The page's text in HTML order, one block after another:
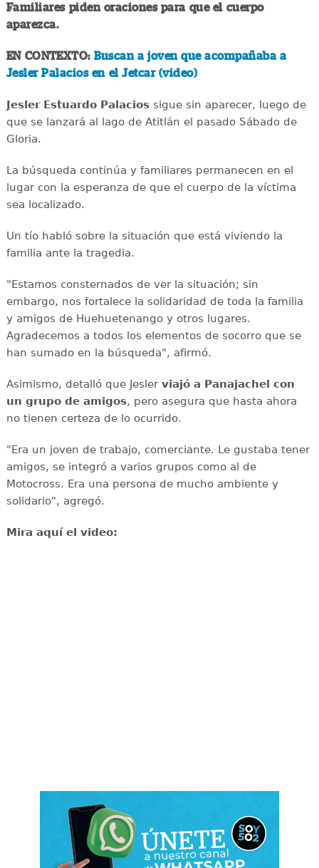
Familiares piden oraciones para que el cuerpo
aparezca.
EN CONTEXTO: Buscan a joven que acompañaba a
Jesler Palacios en el Jetcar (video)
Jesler Estuardo Palaciossigue sin aparecer, luego de
que se lanzará al lago de Atitlán el pasado Sábado de
Gloria.
La búsqueda continúa y familiares permanecen en el
lugar con la esperanza de que el cuerpo de la víctima
sea localizado.
Un tío habló sobre la situación que está viviendo la
familia ante la tragedia.
"Estamos consternados de ver la situación; sin
embargo, nos fortalece la solidaridad de toda la familia
y amigos de Huehuetenango y otros lugares.
Agradecemos a todos los elementos de socorro que se
han sumado en la búsqueda", afirmó.
Asimismo, detalló que Jesler viajó a Panajachel con
un grupo de amigos, pero asegura que hasta ahora
no tienen certeza de lo ocurrido.
"Era un joven de trabajo, comerciante. Le gustaba tener
amigos, se integró a varios grupos como al de
Motocross. Era una persona de mucho ambiente y
solidario", agregó.
Mira aquí el video: